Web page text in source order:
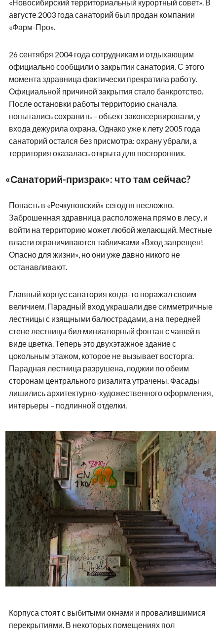
«Новосибирский территориальный курортный совет». В
августе 2003 года санаторий был продан компании
«Фарм-Про».
26 сентября 2004 года сотрудникам и отдыхающим
официально сообщили о закрытии санатория. С этого
момента здравница фактически прекратила работу.
Официальной причиной закрытия стало банкротство.
После остановки работы территорию сначала
попытались сохранить – объект законсервировали, у
входа дежурила охрана. Однако уже к лету 2005 года
санаторий остался без присмотра: охрану убрали, а
территория оказалась открыта для посторонних.
«Санаторий-призрак»: что там сейчас?
Попасть в «Речкуновский» сегодня несложно.
Заброшенная здравница расположена прямо в лесу, и
войти на территорию может любой желающий. Местные
власти ограничиваются табличками «Вход запрещен!
Опасно для жизни», но они уже давно никого не
останавливают.
Главный корпус санатория когда-то поражал своим
величием. Парадный вход украшали две симметричные
лестницы с изящными балюстрадами, а на передней
стене лестницы бил миниатюрный фонтан с чашей в
виде цветка. Теперь это двухэтажное здание с
цокольным этажом, которое не вызывает восторга.
Парадная лестница разрушена, лоджии по обеим
сторонам центрального ризалита утрачены. Фасады
лишились архитектурно-художественного оформления,
интерьеры – подлинной отделки.
Корпуса стоят с выбитыми окнами и провалившимися
перекрытиями. В некоторых помещениях пол